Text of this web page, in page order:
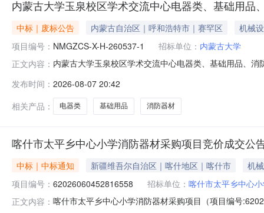
内蒙古大学玉泉校区学术交流中心电器类、基础用品
中标｜废标公告 内蒙古自治区｜呼和浩特市｜赛罕区
机械
项目编号： NMGZCS-X-H-260537-1 招标单位： 内蒙古大学
正文内容： 内蒙古大学玉泉校区学术交流中心电器类、基础用品、
（采购文件、竞争性谈判文件）作实质响应的供应商不
韩
发布时间： 2026-08-07 20:42
相关产品：
电器类 基础用品 消防器材
喀什市太平乡中心小学消防器材采购项目竞价成交公
中标｜中标通知 新疆维吾尔自治区｜喀什地区｜喀什市
机
项目编号： 62026060452816558 招标单位： 喀什市太平乡中心
正文内容： 喀什市太平乡中心小学消防器材采购项目（项目编号